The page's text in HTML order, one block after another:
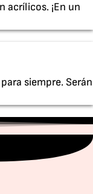
acrílicos. ¡En un
siempre. Serán